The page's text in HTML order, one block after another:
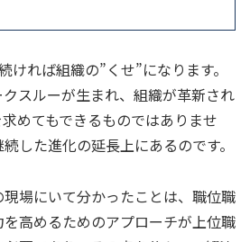
ければ組織の”くせ”になります。
スルーが生まれ、組織が革新され
めてもできるものではありませ
した進化の延長上にあるのです。
場にいて分かったことは、職位職
高めるためのアプローチが上位職